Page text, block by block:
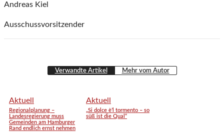
Andreas Kiel
Ausschussvorsitzender
Verwandte Artikel Mehr vom Autor
Aktuell
Regionalplanung –
Landesregierung muss
Gemeinden am Hamburger
Rand endlich ernst nehmen
Aktuell
„Si dolce è’l tormento – so
süß ist die Qual“